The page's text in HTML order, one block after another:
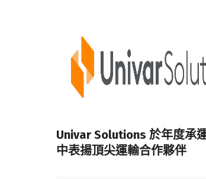
Univar Solutions 於年度承
中表揚頂尖運輸合作夥伴